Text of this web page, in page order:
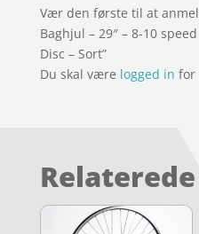
Vær den første til at
Baghjul – 29″ – 8-10
Disc – Sort”
Du skal være logged in for